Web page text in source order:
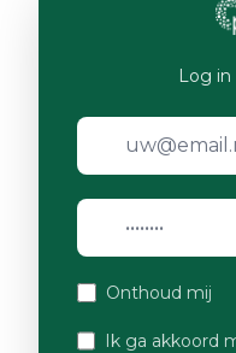
Log
Onthoud mij
Ik ga akkoord